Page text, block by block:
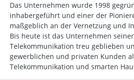
Das Unternehmen wurde 1998
inhabergeführt und einer der
maßgeblich an der Vernetzung und
Bis heute ist das Unternehmen
Telekommunikation treu geblieben
gewerblichen und privaten Kunden
Telekommunikation und smarten